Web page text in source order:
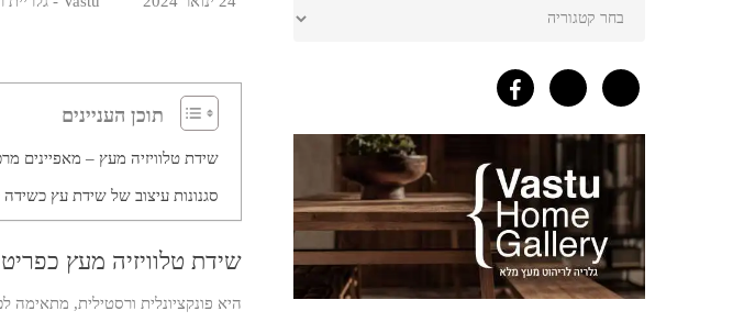
תוכן העניינים
שידת טלוויזיה מעץ – מאפיינים
סגנונות עיצוב של שידת עץ כשידה
שידת טלוויזיה מעץ
היא פונקציונלית ורסטילית,